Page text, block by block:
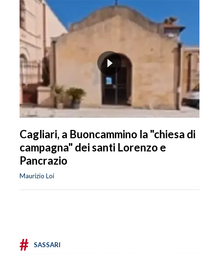
Cagliari, a Buoncammino la "chiesa di
campagna" dei santi Lorenzo e
Pancrazio
Maurizio Loi
# SASSARI